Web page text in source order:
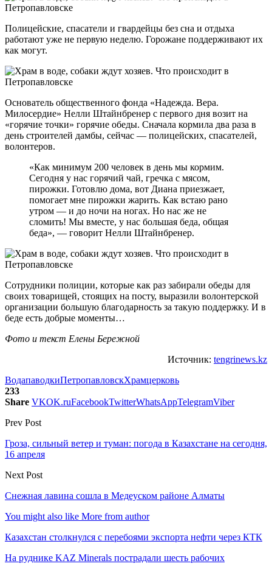
Полицейские, спасатели и гвардейцы без сна и отдыха
работают уже не первую неделю. Горожане поддерживают их
как могут.
Основатель общественного фонда «Надежда. Вера.
Милосердие» Нелли Штайнбренер с первого дня возит на
«горячие точки» горячие обеды. Сначала кормила два раза в
день строителей дамбы, сейчас — полицейских, спасателей,
волонтеров.
«Как минимум 200 человек в день мы кормим.
Сегодня у нас горячий чай, гречка с мясом,
пирожки. Готовлю дома, вот Диана приезжает,
помогает мне пирожки жарить. Как встаю рано
утром — и до ночи на ногах. Но нас же не
сломить! Мы вместе, у нас большая беда, общая
беда», — говорит Нелли Штайнбренер.
Сотрудники полиции, которые как раз забирали обеды для
своих товарищей, стоящих на посту, выразили волонтерской
организации большую благодарность за такую поддержку. И в
беде есть добрые моменты…
Фото и текст Елены Бережной
Источник: tengrinews.kz
ВодапаводкиПетропавловскХрамцерковь
233
Share VKOK.ruFacebookTwitterWhatsAppTelegramViber
Prev Post
Гроза, сильный ветер и туман: погода в Казахстане на сегодня,
16 апреля
Next Post
Снежная лавина сошла в Медеуском районе Алматы
You might also like More from author
Казахстан столкнулся с перебоями экспорта нефти через КТК
На руднике KAZ Minerals пострадали шесть рабочих